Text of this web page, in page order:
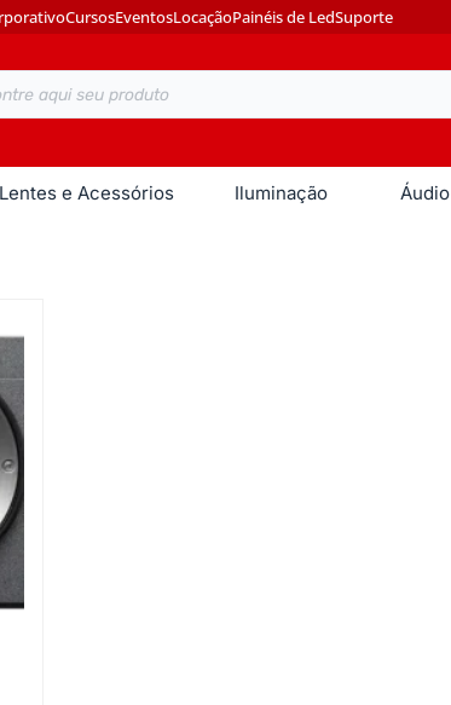
CursosEventosLocaçãoPainéis de LedSuporte
Lentes e Acessórios Iluminação Áudio